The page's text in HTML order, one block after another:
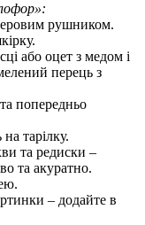
рушником.
або оцет з медом і
перець з
попередньо
тарілку.
та редиски –
та акуратно.
– додайте в